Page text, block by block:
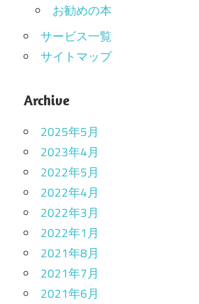
お勧めの本
サービス一覧
サイトマップ
Archive
2025年5月
2023年4月
2022年5月
2022年4月
2022年3月
2022年1月
2021年8月
2021年7月
2021年6月